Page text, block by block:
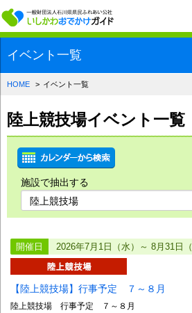
一般
イベント一覧
HOME イベント一覧
陸上競技場イベント一覧
施設で抽出する
開催日 2026年7月1日（水）～ 8月31日（
【陸上競技場】行事予定 ７～８月
陸上競技場 行事予定 ７～８月